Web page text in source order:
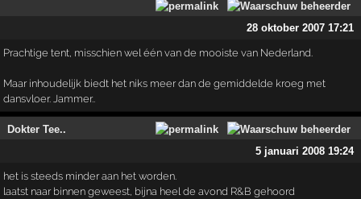
28 oktober 2007 17:21
Prachtige tent, misschien wel één van de mooiste van Nederland.
Maar inhoudelijk biedt het niks meer dan de gemiddelde kroeg met
dansvloer. Jammer..
Dokter Tee..
5 januari 2008 19:24
het is steeds minder aan het worden.
laatst naar binnen geweest, bijna heel de avond R&B gehoord